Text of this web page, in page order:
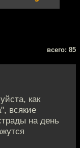
всего: 85
как
всякие
на день